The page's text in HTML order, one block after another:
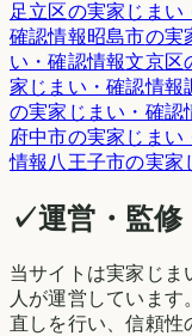
足立区の実家じまい
確認情報昭島市の実
い・確認情報文京区
家じまい・確認情報
の実家じまい・確認
府中市の実家じまい
情報 八王子市の実家
✓運営・監修
当サイトは実家じま
人が運営していま
直しを行い、信頼性